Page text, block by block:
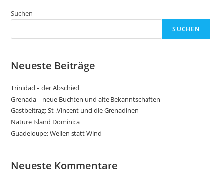
Suchen
SUCHEN
Neueste Beiträge
Trinidad – der Abschied
Grenada – neue Buchten und alte Bekanntschaften
Gastbeitrag: St .Vincent und die Grenadinen
Nature Island Dominica
Guadeloupe: Wellen statt Wind
Neueste Kommentare